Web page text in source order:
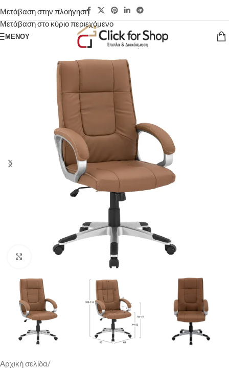
Μετάβαση στην πλοήγηση
Μετάβαση στο κύριο περιεχόμενο
ΜΕΝΟΎ
Κάντε κλικ για μεγέθυνση
Αρχική σελίδα/